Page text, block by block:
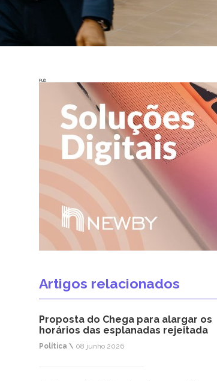
Pub
Artigos relacionados
Proposta do Chega para alargar os
horários das esplanadas rejeitada
Política \ 08 junho 2026